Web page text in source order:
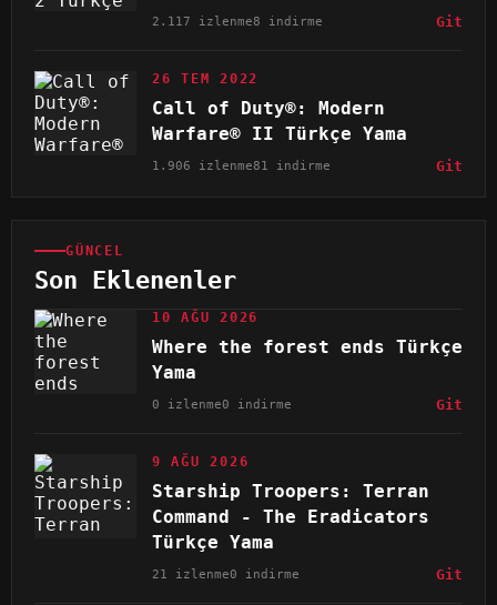
2.117 izlenme8 indirme Git
26 TEM 2022
Call of Duty®: Modern
Warfare® II Türkçe Yama
1.906 izlenme81 indirme Git
GÜNCEL
Son Eklenenler
10 AĞU 2026
Where the forest ends Türkçe
Yama
0 izlenme0 indirme Git
9 AĞU 2026
Starship Troopers: Terran
Command - The Eradicators
Türkçe Yama
21 izlenme0 indirme Git